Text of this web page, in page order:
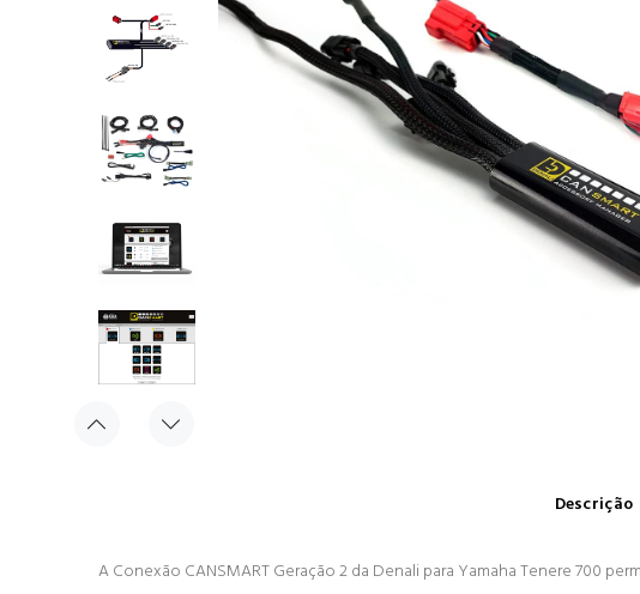
Descrição
A Conexão CANSMART Geração 2 da Denali para Yamaha Tenere 700